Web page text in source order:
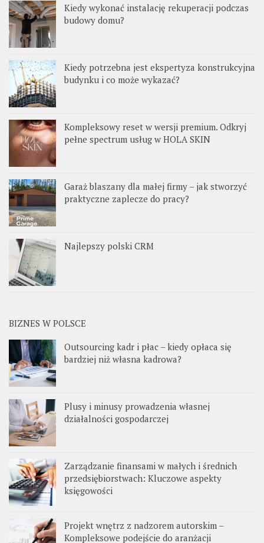
Kiedy wykonać instalację rekuperacji podczas
budowy domu?
Kiedy potrzebna jest ekspertyza konstrukcyjna
budynku i co może wykazać?
Kompleksowy reset w wersji premium. Odkryj
pełne spectrum usług w HOLA SKIN
Garaż blaszany dla małej firmy – jak stworzyć
praktyczne zaplecze do pracy?
Najlepszy polski CRM
BIZNES W POLSCE
Outsourcing kadr i płac – kiedy opłaca się
bardziej niż własna kadrowa?
Plusy i minusy prowadzenia własnej
działalności gospodarczej
Zarządzanie finansami w małych i średnich
przedsiębiorstwach: Kluczowe aspekty
księgowości
Projekt wnętrz z nadzorem autorskim –
Kompleksowe podejście do aranżacji